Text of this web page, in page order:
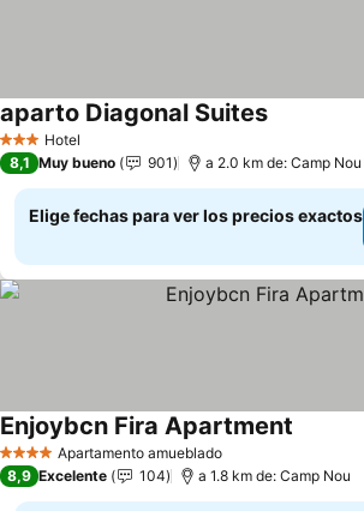
3 Estrellas
Hotel
aparto Diagonal Suites
8,1 Muy bueno 901 a 2.0 km de: Camp Nou
Elige fechas para ver los precios exactos
4 EstrellasApartamento amueblado
Enjoybcn Fira Apartment
8,9 Excelente 104 a 1.8 km de: Camp Nou